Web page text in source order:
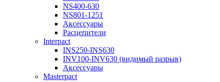
NS400-630
NS801-1251
Аксессуары
Расцепители
Interpact
INS250-INS630
INV100-INV630 (видимый разрыв)
Аксессуары
Masterpact